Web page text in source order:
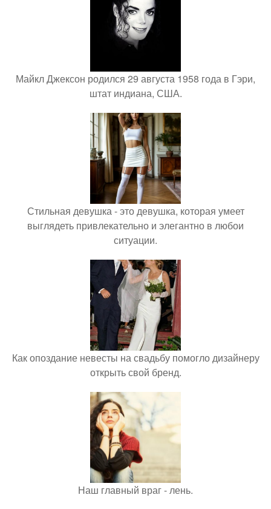
Майкл Джексон родился 29 августа 1958 года в Гэри,
штат индиана, США.
Стильная девушка - это девушка, которая умеет
выглядеть привлекательно и элегантно в любои
ситуации.
Как опоздание невесты на свадьбу помогло дизайнеру
открыть свой бренд.
Наш главный враг - лень.